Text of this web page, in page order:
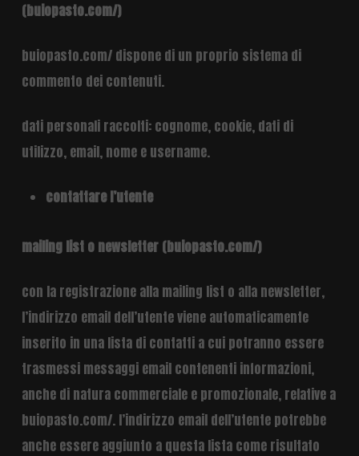
(buiopasto.com/)
buiopasto.com/ dispone di un proprio sistema di
commento dei contenuti.
dati personali raccolti: cognome, cookie, dati di
utilizzo, email, nome e username.
contattare l’utente
mailing list o newsletter (buiopasto.com/)
con la registrazione alla mailing list o alla newsletter,
l’indirizzo email dell’utente viene automaticamente
inserito in una lista di contatti a cui potranno essere
trasmessi messaggi email contenenti informazioni,
anche di natura commerciale e promozionale, relative a
buiopasto.com/. l’indirizzo email dell’utente potrebbe
anche essere aggiunto a questa lista come risultato